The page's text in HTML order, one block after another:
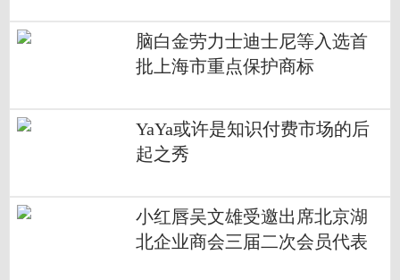
脑白金劳力士迪士尼等入选首
批上海市重点保护商标
YaYa或许是知识付费市场的后
起之秀
小红唇吴文雄受邀出席北京湖
北企业商会三届二次会员代表